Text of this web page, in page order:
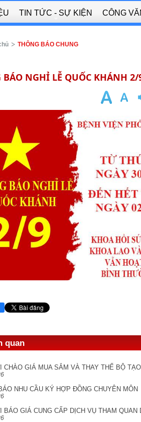
TIN TỨC - SỰ KIỆN CÔNG
THÔNG BÁO CHUNG
BÁO NGHỈ LỄ QUỐC KHÁNH 2/
quan
CHÀO GIÁ MUA SẮM VÀ THAY THẾ BỘ
NHU CẦU KÝ HỢP ĐỒNG CHUYÊN MÔN
BÁO GIÁ CUNG CẤP DỊCH VỤ THAM